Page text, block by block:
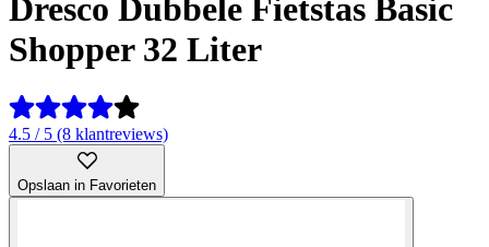
Dresco Dubbele Fietstas Basic
Shopper 32 Liter
4.5 / 5 (8 klantreviews)
Opslaan in Favorieten